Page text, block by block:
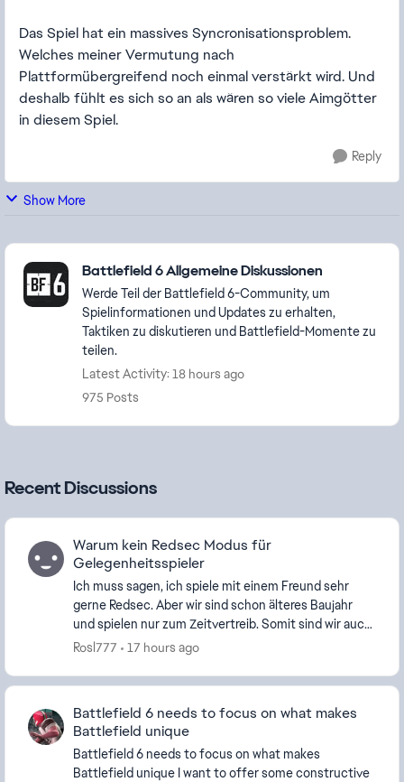
Das Spiel hat ein massives Syncronisationsproblem.
Welches meiner Vermutung nach
Plattformübergreifend noch einmal verstärkt wird. Und
deshalb fühlt es sich so an als wären so viele Aimgötter
in diesem Spiel.
Reply
Show More
Featured Places
Battlefield 6 Allgemeine Diskussionen
Werde Teil der Battlefield 6-Community, um
Spielinformationen und Updates zu erhalten,
Taktiken zu diskutieren und Battlefield-Momente zu
teilen.
Latest Activity: 18 hours ago
975 Posts
Recent Discussions
Warum kein Redsec Modus für
Gelegenheitsspieler
Ich muss sagen, ich spiele mit einem Freund sehr
gerne Redsec. Aber wir sind schon älteres Baujahr
und spielen nur zum Zeitvertreib. Somit sind wir auch
nicht besonders gut, wenn auch nicht schlecht....
Rosl777 17 hours ago
Battlefield 6 needs to focus on what makes
Battlefield unique
Battlefield 6 needs to focus on what makes
Battlefield unique I want to offer some constructive